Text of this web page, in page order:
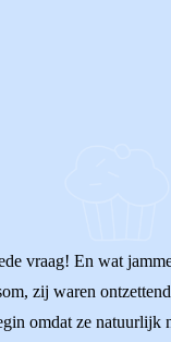
vraag! En wat
zij waren
omdat ze natuurlijk